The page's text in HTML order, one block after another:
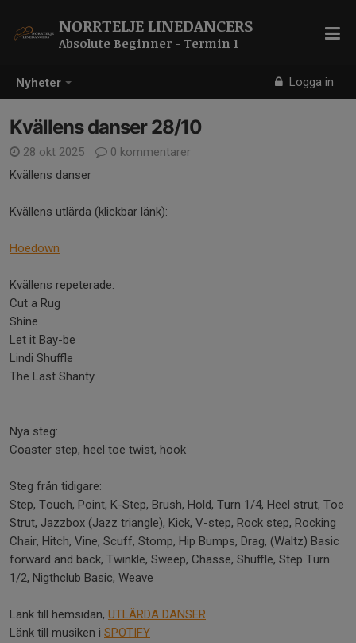
Nyheter Logga in
NORRTELJE LINEDANCERS
Absolute Beginner - Termin 1
Kvällens danser 28/10
28 okt 2025
0 kommentarer
Kvällens danser
Kvällens utlärda (klickbar länk):
Hoedown
Kvällens repeterade:
Cut a Rug
Shine
Let it Bay-be
Lindi Shuffle
The Last Shanty
Nya steg:
Coaster step, heel toe twist, hook
Steg från tidigare:
Step, Touch, Point, K-Step, Brush, Hold, Turn 1/4, Heel strut, Toe
Strut, Jazzbox (Jazz triangle), Kick, V-step, Rock step, Rocking
Chair, Hitch, Vine, Scuff, Stomp, Hip Bumps, Drag, (Waltz) Basic
forward and back, Twinkle, Sweep, Chasse, Shuffle, Step Turn
1/2, Nigthclub Basic, Weave
Länk till hemsidan, UTLÄRDA DANSER
Länk till musiken i SPOTIFY